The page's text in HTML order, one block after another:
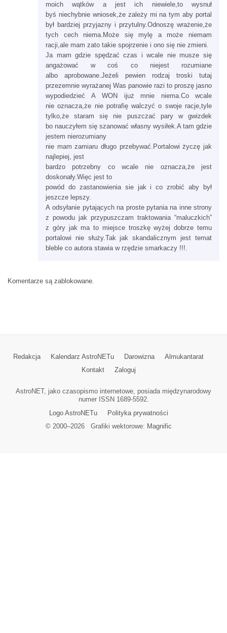
moich wątków a jest ich niewiele,to wysnuł
byś niechybnie wniosek,że zależy mi na tym aby portal
był bardziej przyjazny i przytulny.Odnoszę wrażenie,że
tych cech niema.Może się mylę a może niemam
racji,ale mam zato takie spojrzenie i ono się nie zmieni.
Ja mam gdzie spędzać czas i wcale nie musze się
angażować w coś co niejest rozumiane
albo aprobowane.Jeżeli pewien rodzaj troski tutaj
przezemnie wyrażanej Was panowie razi to proszę jasno
wypodiedzieć A WON ijuż mnie niema.Co wcale
nie oznacza,że nie potrafię walczyć o swoje racje,tyle
tylko,że staram się nie puszczać pary w gwizdek
bo nauczyłem się szanować własny wysiłek.A tam gdzie
jestem nierozumiany
nie mam zamiaru długo przebywać.Portalowi życzę jak
najlepiej, jest
bardzo potrzebny co wcale nie oznacza,że jest
doskonały.Więc jest to
powód do zastanowienia sie jak i co zrobić aby był
jeszcze lepszy.
A odsyłanie pytających na proste pytania na inne strony
z powodu jak przypuszczam traktowania “maluczkich”
z góry jak ma to miejsce troszkę wyżej dobrze temu
portalowi nie służy.Tak jak skandalicznym jest temat
bleble co autora stawia w rzędzie smarkaczy !!!.
Komentarze są zablokowane.
Redakcja Kalendarz AstroNETu Darowizna
Almukantarat
Kontakt
Zaloguj
AstroNET, jako czasopismo internetowe, posiada międzynarodowy
numer ISSN 1689-5592.
Logo AstroNETu
Polityka prywatności
© 2000–2026Grafiki wektorowe: Magnific